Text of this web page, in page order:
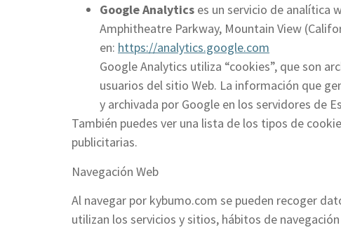
Google Analytics es un servicio de analítica
Amphitheatre Parkway, Mountain View
en: https://analytics.google.com
Google Analytics utiliza “cookies”, que son
usuarios del sitio Web. La información que
y archivada por Google en los servidores de
También puedes ver una lista de los tipos de
publicitarias.
Navegación Web
Al navegar por kybumo.com se pueden recoger
utilizan los servicios y sitios, hábitos de